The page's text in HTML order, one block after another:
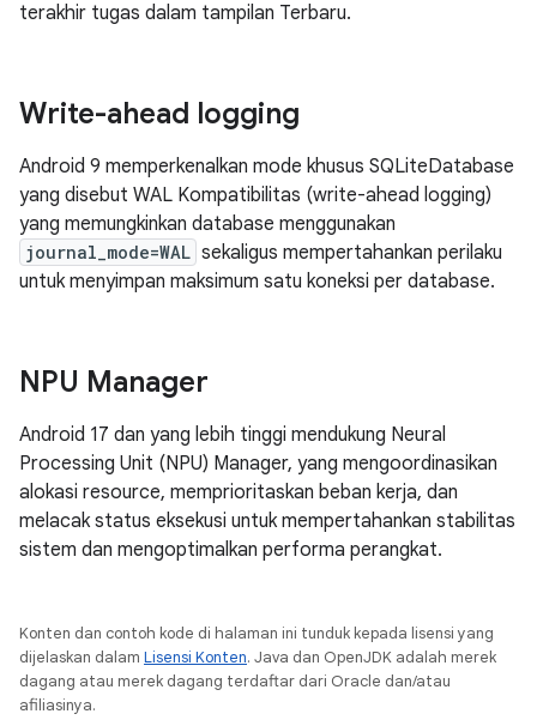
terakhir tugas dalam tampilan Terbaru.
Write-ahead logging
Android 9 memperkenalkan mode khusus SQLiteDatabase
yang disebut WAL Kompatibilitas (write-ahead logging)
yang memungkinkan database menggunakan
journal_mode=WAL sekaligus mempertahankan perilaku
untuk menyimpan maksimum satu koneksi per database.
NPU Manager
Android 17 dan yang lebih tinggi mendukung Neural
Processing Unit (NPU) Manager, yang mengoordinasikan
alokasi resource, memprioritaskan beban kerja, dan
melacak status eksekusi untuk mempertahankan stabilitas
sistem dan mengoptimalkan performa perangkat.
Konten dan contoh kode di halaman ini tunduk kepada lisensi yang
dijelaskan dalam Lisensi Konten. Java dan OpenJDK adalah merek
dagang atau merek dagang terdaftar dari Oracle dan/atau
afiliasinya.